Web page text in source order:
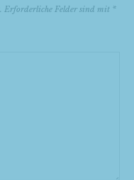
Erforderliche Felder sind mit *